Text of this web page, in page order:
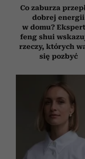
Co zaburza
dobrej energii
w domu?
feng shui
rzeczy, których
się pozbyć